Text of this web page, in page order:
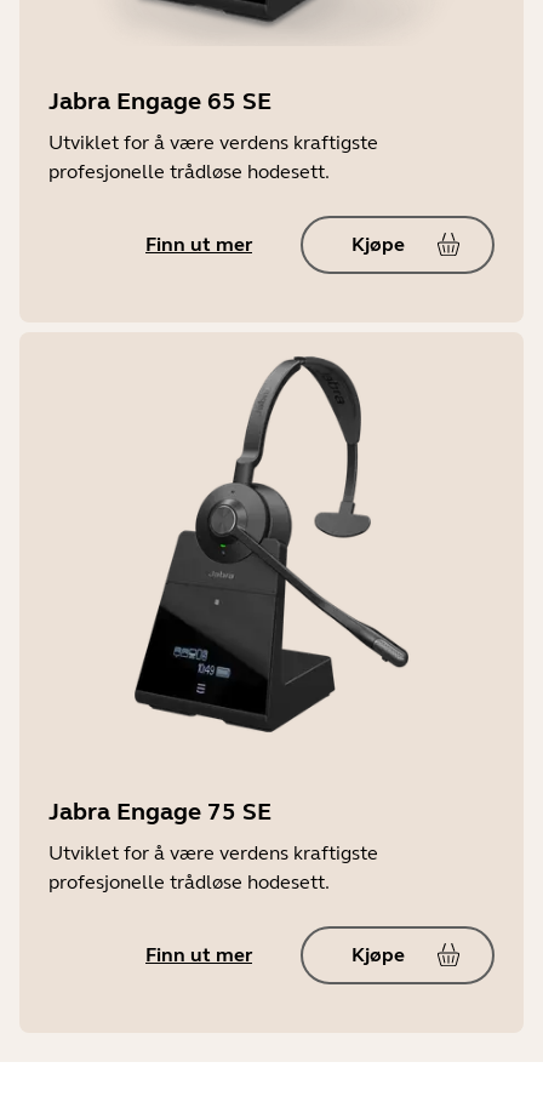
Jabra Engage 65 SE
Utviklet for å være verdens kraftigste
profesjonelle trådløse hodesett.
Finn ut mer Kjøpe
Jabra Engage 75 SE
Utviklet for å være verdens kraftigste
profesjonelle trådløse hodesett.
Finn ut mer Kjøpe